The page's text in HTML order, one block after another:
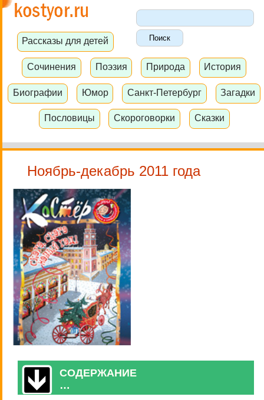
Рассказы для детей
Сочинения Поэзия Природа История
Биографии Юмор Санкт-Петербург Загадки
Пословицы Скороговорки Сказки
Ноябрь-декабрь 2011 года
СОДЕРЖАНИЕ
…